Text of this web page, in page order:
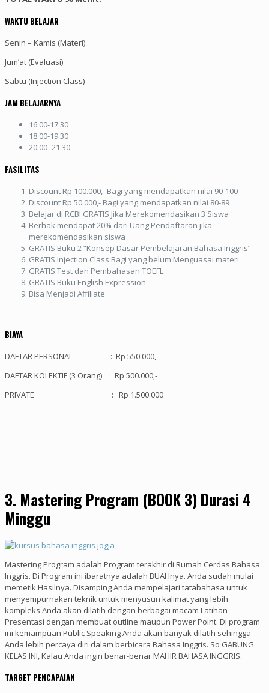
WAKTU BELAJAR
Senin – Kamis (Materi)
Jum’at (Evaluasi)
Sabtu (Injection Class)
JAM BELAJARNYA
16.00-17.30
18.00-19.30
20.00- 21.30
FASILITAS
Discount Rp 100.000,- Bagi yang mendapatkan nilai 90-100
Discount Rp 50.000,- Bagi yang mendapatkan nilai 80-89
Belajar di RCBI GRATIS Jika Merekomendasikan 3 Siswa
Berhak mendapat 20% dari Uang Pendaftaran jika
merekomendasikan siswa
GRATIS Buku 2 “Konsep Dasar Pembelajaran Bahasa Inggris”
GRATIS Injection Class Bagi yang belum Menguasai materi
GRATIS Test dan Pembahasan TOEFL
GRATIS Buku English Expression
Bisa Menjadi Affiliate
BIAYA
DAFTAR PERSONAL : Rp 550.000,-
DAFTAR KOLEKTIF (3 Orang) : Rp 500.000,-
PRIVATE : Rp 1.500.000
3. Mastering Program (BOOK 3) Durasi 4
Minggu
Mastering Program adalah Program terakhir di Rumah Cerdas Bahasa
Inggris. Di Program ini ibaratnya adalah BUAHnya. Anda sudah mulai
memetik Hasilnya. Disamping Anda mempelajari tatabahasa untuk
menyempurnakan teknik untuk menyusun kalimat yang lebih
kompleks Anda akan dilatih dengan berbagai macam Latihan
Presentasi dengan membuat outline maupun Power Point. Di program
ini kemampuan Public Speaking Anda akan banyak dilatih sehingga
Anda lebih percaya diri dalam berbicara Bahasa Inggris. So GABUNG
KELAS INI, Kalau Anda ingin benar-benar MAHIR BAHASA INGGRIS.
TARGET PENCAPAIAN